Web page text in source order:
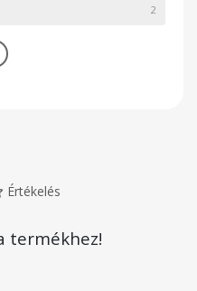
2
Értékelés
termékhez!